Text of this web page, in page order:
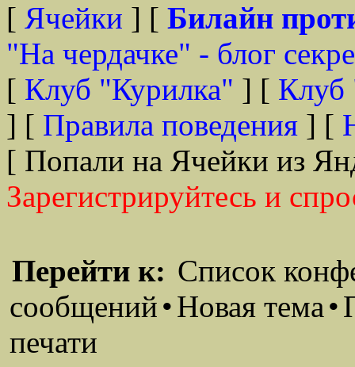
[ Ячейки ] [ Билайн
"На чердачке" - блог
[ Клуб "Курилка" ] [ Клуб
] [ Правила поведения ] [
[ Попали на Ячейки из
Зарегистрируйтесь и
Перейти к: Список
сообщений•Новая тема•
печати